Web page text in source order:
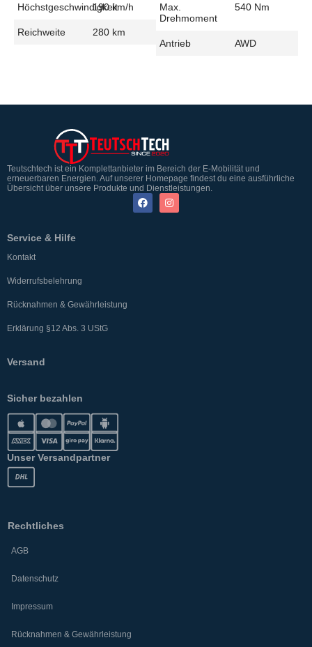
Höchstgeschwindigkeit
190 km/h
Reichweite 280 km
Max.
Drehmoment
540 Nm
Antrieb AWD
Teutschtech ist ein Komplettanbieter im Bereich der E-Mobilität und
erneuerbaren Energien. Auf unserer Homepage findest du eine ausführliche
Übersicht über unsere Produkte und Dienstleistungen.
Service & Hilfe
Kontakt
Widerrufsbelehrung
Rücknahmen & Gewährleistung
Erklärung §12 Abs. 3 UStG
Versand
Sicher bezahlen
Unser Versandpartner
Rechtliches
AGB
Datenschutz
Impressum
Rücknahmen & Gewährleistung